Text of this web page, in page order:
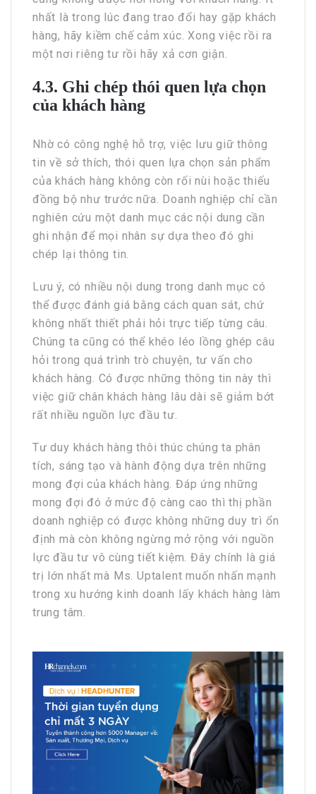
nhất là trong lúc đang trao đổi hay gặp khách
hàng, hãy kiềm chế cảm xúc. Xong việc rồi ra
một nơi riêng tư rồi hãy xả cơn giận.
4.3. Ghi chép thói quen lựa chọn
của khách hàng
Nhờ có công nghệ hỗ trợ, việc lưu giữ thông
tin về sở thích, thói quen lựa chọn sản phẩm
của khách hàng không còn rối nùi hoặc thiếu
đồng bộ như trước nữa. Doanh nghiệp chỉ cần
nghiên cứu một danh mục các nội dung cần
ghi nhận để mọi nhân sự dựa theo đó ghi
chép lại thông tin.
Lưu ý, có nhiều nội dung trong danh mục có
thể được đánh giá bằng cách quan sát, chứ
không nhất thiết phải hỏi trực tiếp từng câu.
Chúng ta cũng có thể khéo léo lồng ghép câu
hỏi trong quá trình trò chuyện, tư vấn cho
khách hàng. Có được những thông tin này thì
việc giữ chân khách hàng lâu dài sẽ giảm bớt
rất nhiều nguồn lực đầu tư.
Tư duy khách hàng thôi thúc chúng ta phân
tích, sáng tạo và hành động dựa trên những
mong đợi của khách hàng. Đáp ứng những
mong đợi đó ở mức độ càng cao thì thị phần
doanh nghiệp có được không những duy trì ổn
định mà còn không ngừng mở rộng với nguồn
lực đầu tư vô cùng tiết kiệm. Đây chính là giá
trị lớn nhất mà Ms. Uptalent muốn nhấn mạnh
trong xu hướng kinh doanh lấy khách hàng làm
trung tâm.